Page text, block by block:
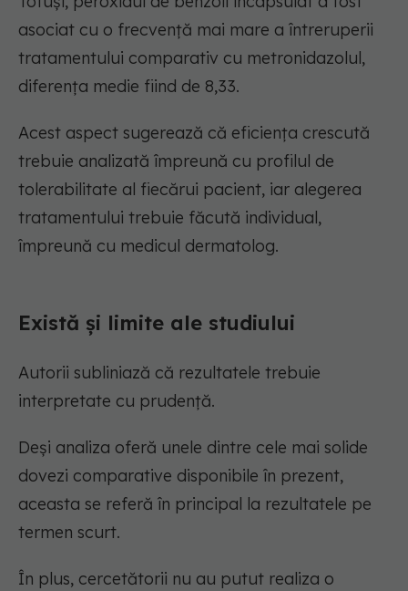
asociat cu o frecvență mai mare a întreruperii
tratamentului comparativ cu metronidazolul,
diferența medie fiind de 8,33.
Acest aspect sugerează că eficiența crescută
trebuie analizată împreună cu profilul de
tolerabilitate al fiecărui pacient, iar alegerea
tratamentului trebuie făcută individual,
împreună cu medicul dermatolog.
Există și limite ale studiului
Autorii subliniază că rezultatele trebuie
interpretate cu prudență.
Deși analiza oferă unele dintre cele mai solide
dovezi comparative disponibile în prezent,
aceasta se referă în principal la rezultatele pe
termen scurt.
În plus, cercetătorii nu au putut realiza o